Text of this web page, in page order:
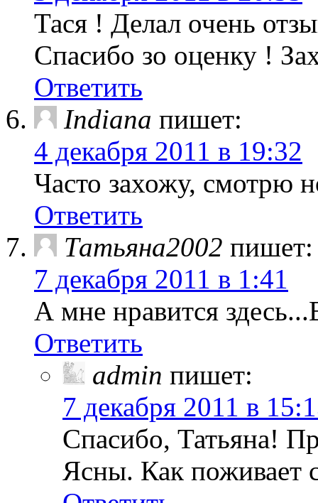
Тася ! Делал очень
Спасибо зо оценку !
Ответить
Indiana пишет:
4 декабря 2011 в 19:32
Часто захожу, смотрю
Ответить
Татьяна2002 пишет:
7 декабря 2011 в 1:41
А мне нравится
Ответить
admin пишет:
7 декабря 2011 в
Спасибо, Татьяна!
Ясны. Как поживает